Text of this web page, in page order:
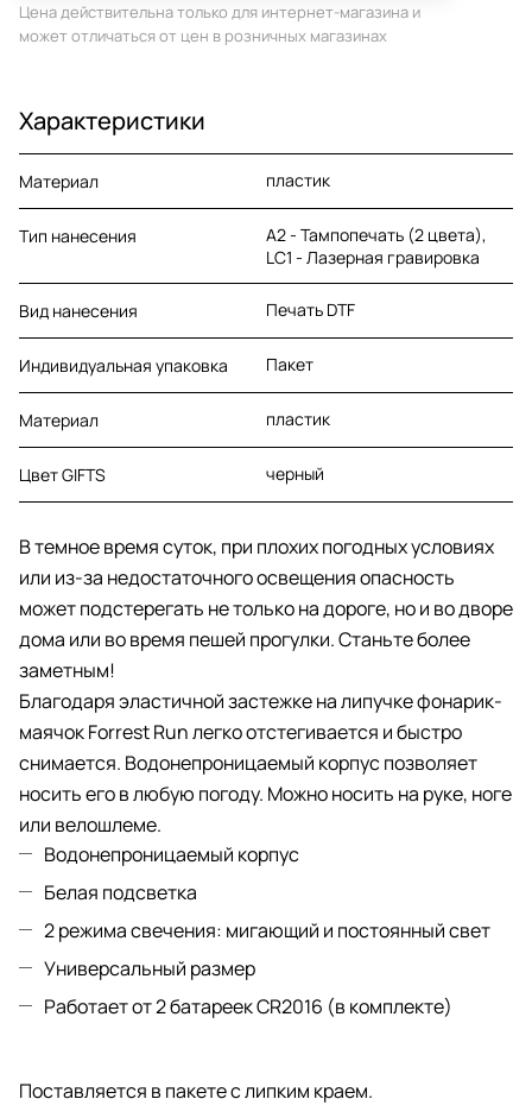
Цена действительна только для интернет-магазина и
может отличаться от цен в розничных магазинах
Характеристики
Материал пластик
Тип нанесения
A2 - Тампопечать (2 цвета),
LC1 - Лазерная гравировка
Вид нанесения Печать DTF
Индивидуальная упаковка Пакет
Материал пластик
Цвет GIFTS черный
В темное время суток, при плохих погодных условиях
или из-за недостаточного освещения опасность
может подстерегать не только на дороге, но и во дворе
дома или во время пешей прогулки. Станьте более
заметным!
Благодаря эластичной застежке на липучке фонарик-
маячок Forrest Run легко отстегивается и быстро
снимается. Водонепроницаемый корпус позволяет
носить его в любую погоду. Можно носить на руке, ноге
или велошлеме.
Водонепроницаемый корпус
Белая подсветка
2 режима свечения: мигающий и постоянный свет
Универсальный размер
Работает от 2 батареек CR2016 (в комплекте)
Поставляется в пакете с липким краем.